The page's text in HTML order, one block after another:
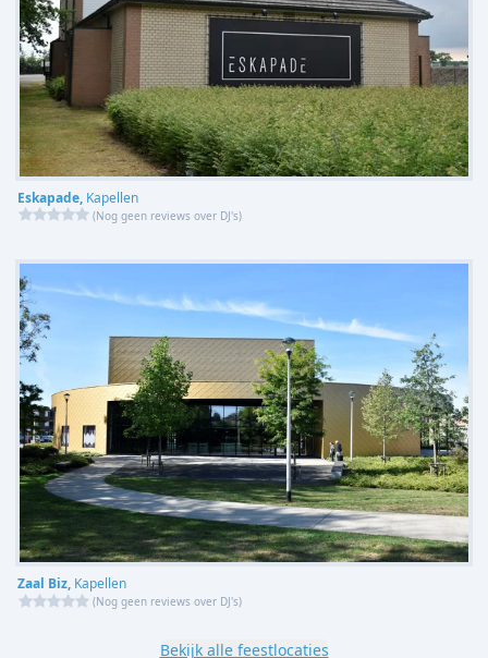
Eskapade, Kapellen
(Nog geen reviews over DJ's)
Zaal Biz, Kapellen
(Nog geen reviews over DJ's)
Bekijk alle feestlocaties